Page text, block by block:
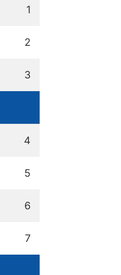
1
2
3
4
5
6
7